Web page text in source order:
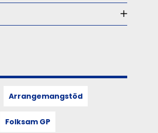
Arrangemangstöd
Folksam GP